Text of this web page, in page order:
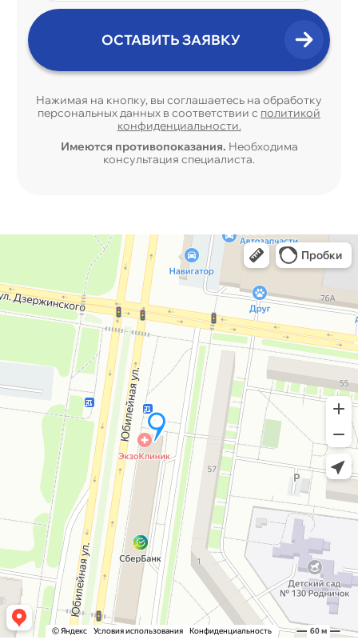
Нажимая на кнопку, вы соглашаетесь на обработку
персональных данных в соответствии с политикой
конфиденциальности.
Имеются противопоказания. Необходима
консультация специалиста.